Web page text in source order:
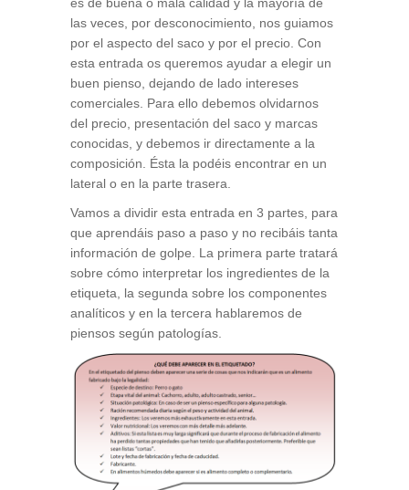
las veces, por desconocimiento, nos guiamos
por el aspecto del saco y por el precio. Con
esta entrada os queremos ayudar a elegir un
buen pienso, dejando de lado intereses
comerciales. Para ello debemos olvidarnos
del precio, presentación del saco y marcas
conocidas, y debemos ir directamente a la
composición. Ésta la podéis encontrar en un
lateral o en la parte trasera.
Vamos a dividir esta entrada en 3 partes, para
que aprendáis paso a paso y no recibáis tanta
información de golpe. La primera parte tratará
sobre cómo interpretar los ingredientes de la
etiqueta, la segunda sobre los componentes
analíticos y en la tercera hablaremos de
piensos según patologías.